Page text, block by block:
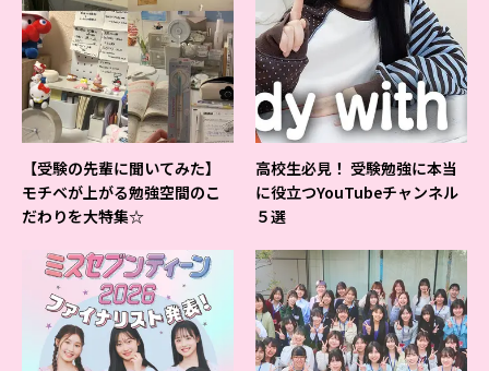
【受験の先輩に聞いてみた】
モチベが上がる勉強空間のこ
だわりを大特集☆
高校生必見！ 受験勉強に本当
に役立つYouTubeチャンネル
５選